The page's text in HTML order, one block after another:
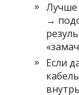
Лучше
→
Если